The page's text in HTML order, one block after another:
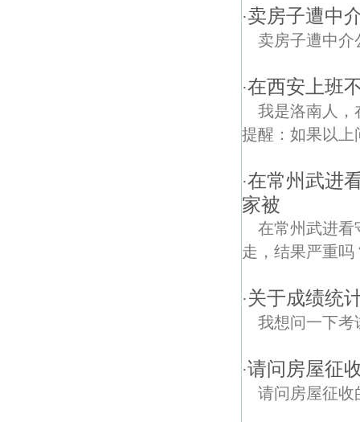
·卖房子遭中
卖房子遭中介
·在西安上班
我是洛南人，
提醒：如果以上
·在常州武进
家被
在常州武进看
走，结果严重
·关于成绩统
我想问一下考
·请问房屋征
请问房屋征收